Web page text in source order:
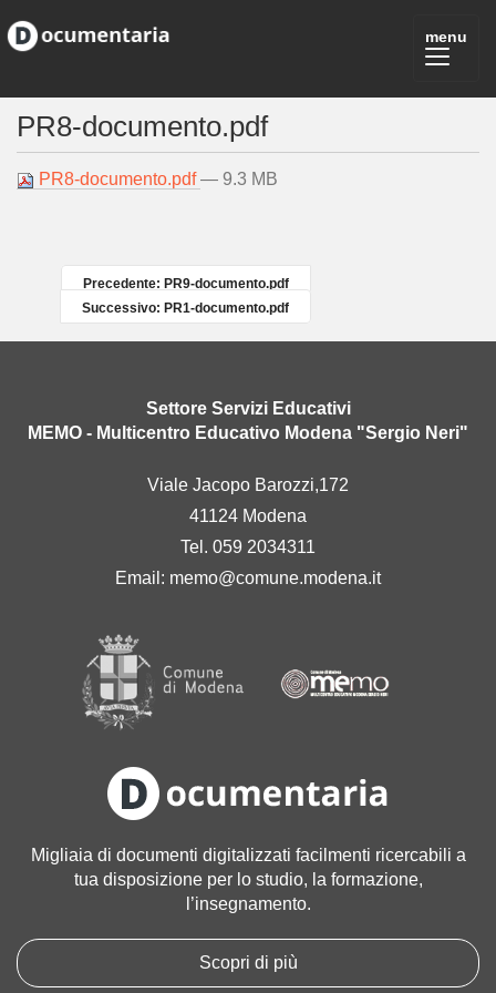
PR8-documento.pdf
PR8-documento.pdf— 9.3 MB
Precedente: PR9-documento.pdf
Successivo: PR1-documento.pdf
Settore Servizi Educativi
MEMO - Multicentro Educativo Modena "Sergio Neri"
Viale Jacopo Barozzi,172
41124 Modena
Tel. 059 2034311
Email: memo@comune.modena.it
Migliaia di documenti digitalizzati facilmenti ricercabili a
tua disposizione per lo studio, la formazione,
l’insegnamento.
Scopri di più